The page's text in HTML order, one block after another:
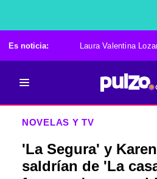
Es noticia: Laura Valentina
NOVELAS Y TV
'La Segura' y
saldrían de 'La